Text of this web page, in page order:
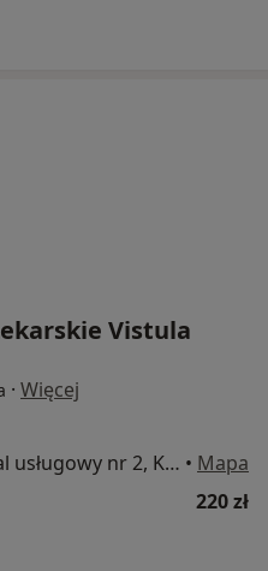
Vistula
· Więcej
Na Zakolu Wisły 12C/lokal usługowy nr 2, Kraków • Mapa
220 zł